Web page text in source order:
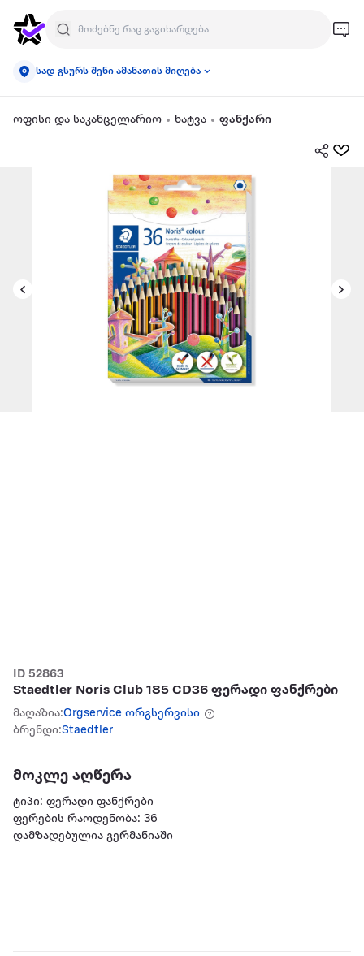
სად გსურს შენი ამანათის მიღება
ოფისი და საკანცელარიო ხატვა ფანქარი
ID 52863
Staedtler Noris Club 185 CD36 ფერადი ფანქრები
მაღაზია:Orgservice ორგსერვისი
ბრენდი:Staedtler
მოკლე აღწერა
ტიპი: ფერადი ფანქრები
ფერების რაოდენობა: 36
დამზადებულია გერმანიაში